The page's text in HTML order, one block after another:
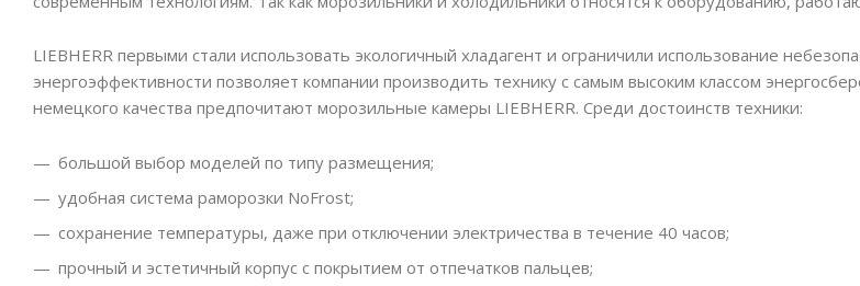
LIEBHERR первыми стали использовать экологичный хладагент и ограничили использование
энергоэффективности позволяет компании производить технику с самым высоким классом
немецкого качества предпочитают морозильные камеры LIEBHERR. Среди достоинств техники:
большой выбор моделей по типу размещения;
удобная система раморозки NoFrost;
сохранение температуры, даже при отключении электричества в течение 40 часов;
прочный и эстетичный корпус с покрытием от отпечатков пальцев;